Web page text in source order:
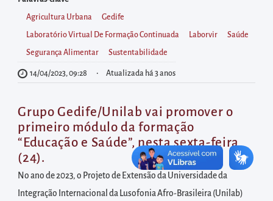
buscas
internas
Acessar
diretamente
as
informações
postas
no
rodapé
Agricultura Urbana Gedife
Laboratório Virtual De Formação Continuada Laborvir Saúde
Segurança Alimentar Sustentabilidade
14/04/2023, 09:28 Atualizada há 3 anos
Grupo Gedife/Unilab vai promover o
primeiro módulo da formação
“Educação e Saúde”, nesta sexta-feira
(24).
No ano de 2023, o Projeto de Extensão da Universidade da
Integração Internacional da Lusofonia Afro-Brasileira (Unilab)